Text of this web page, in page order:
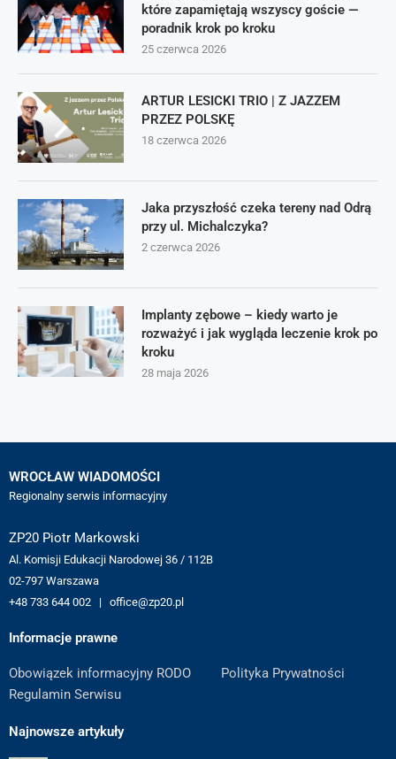
które zapamiętają wszyscy goście —
poradnik krok po kroku
25 czerwca 2026
ARTUR LESICKI TRIO | Z JAZZEM
PRZEZ POLSKĘ
18 czerwca 2026
Jaka przyszłość czeka tereny nad Odrą
przy ul. Michalczyka?
2 czerwca 2026
Implanty zębowe – kiedy warto je
rozważyć i jak wygląda leczenie krok po
kroku
28 maja 2026
WROCŁAW WIADOMOŚCI
Regionalny serwis informacyjny
ZP20 Piotr Markowski
Al. Komisji Edukacji Narodowej 36 / 112B
02-797 Warszawa
+48 733 644 002 | office@zp20.pl
Informacje prawne
Obowiązek informacyjny RODO
Polityka Prywatności
Regulamin Serwisu
Najnowsze artykuły